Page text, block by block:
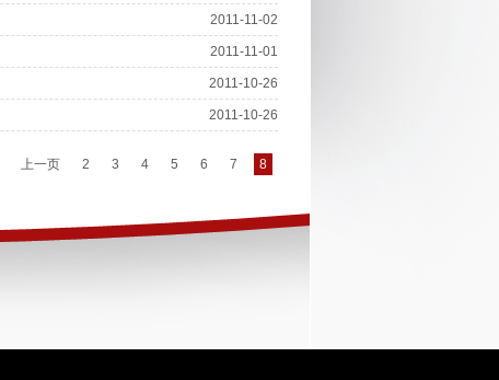
2011-11-02
2011-11-01
2011-10-26
2011-10-26
上一页 2 3 4 5 6 7 8